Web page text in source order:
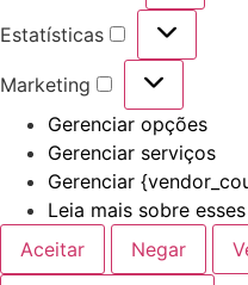
Estatísticas
Marketing
Gerenciar opções
Gerenciar serviços
Gerenciar
Leia mais sobre
Aceitar
Negar